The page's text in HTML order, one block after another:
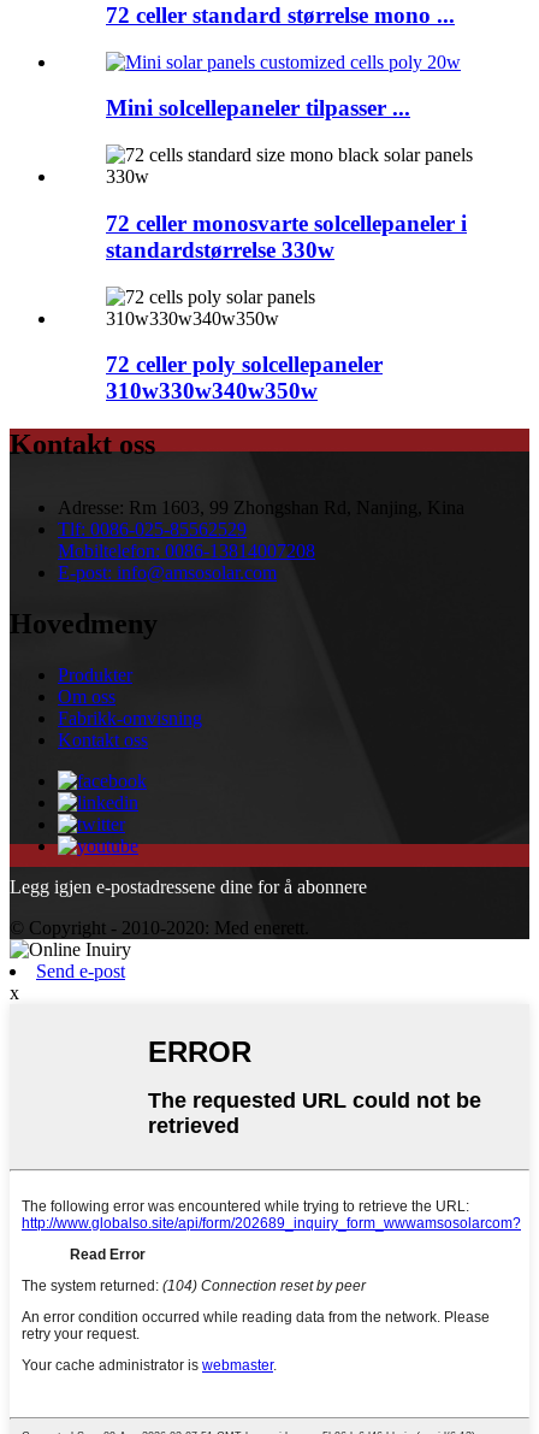
72 celler standard størrelse mono ...
Mini solcellepaneler tilpasser ...
72 celler monosvarte solcellepaneler i
standardstørrelse 330w
72 celler poly solcellepaneler
310w330w340w350w
Kontakt oss
Adresse: Rm 1603, 99 Zhongshan Rd, Nanjing, Kina
Tlf: 0086-025-85562529
Mobiltelefon: 0086-13814007208
E-post: info@amsosolar.com
Hovedmeny
Produkter
Om oss
Fabrikk-omvisning
Kontakt oss
Legg igjen e-postadressene dine for å abonnere
© Copyright - 2010-2020: Med enerett.
Send e-post
x